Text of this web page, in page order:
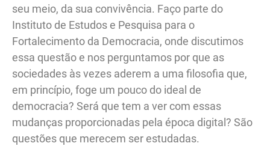
seu meio, da sua convivência. Faço parte do
Instituto de Estudos e Pesquisa para o
Fortalecimento da Democracia, onde discutimos
essa questão e nos perguntamos por que as
sociedades às vezes aderem a uma filosofia que,
em princípio, foge um pouco do ideal de
democracia? Será que tem a ver com essas
mudanças proporcionadas pela época digital? São
questões que merecem ser estudadas.